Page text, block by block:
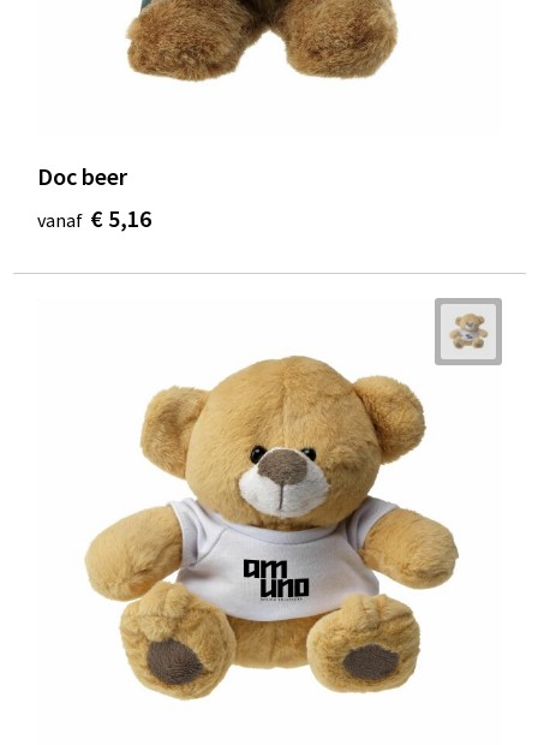
Doc beer
vanaf € 5,16